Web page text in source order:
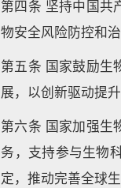
第四条 坚持中国共
物安全风险防控和
第五条 国家鼓励生
展，以创新驱动提
第六条 国家加强生
务，支持参与生物
定，推动完善全球